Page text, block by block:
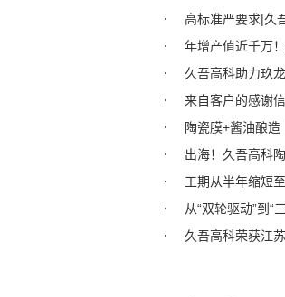
高标准严要求|久
年增产值近千万
久吾高科助力玖
来自客户的感谢
陶瓷膜+酱油酿
出海！久吾高科
工期从半年缩短
从“双轮驱动”到
久吾高科荣获江